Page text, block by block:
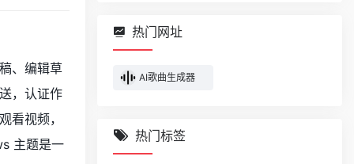
、编辑草
，认证作
看视频，
主题是一
热门网址
AI歌曲生成器
热门标签